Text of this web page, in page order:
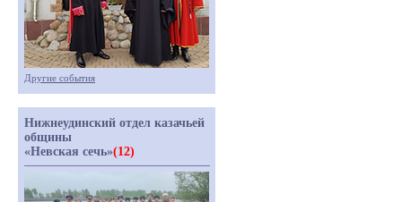
Другие события
Нижнеудинский отдел казачьей
общины
«Невская сечь»(12)